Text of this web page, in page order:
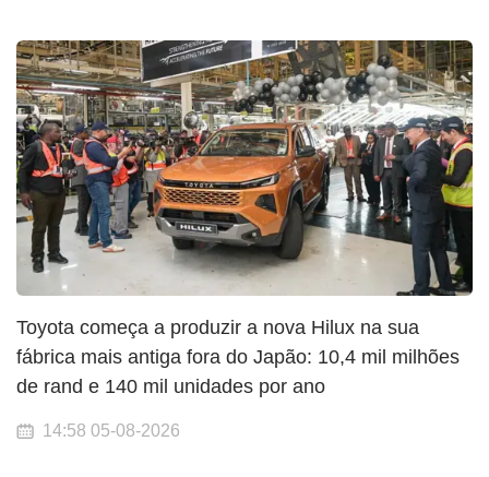
Toyota começa a produzir a nova Hilux na sua
fábrica mais antiga fora do Japão: 10,4 mil milhões
de rand e 140 mil unidades por ano
14:58 05-08-2026